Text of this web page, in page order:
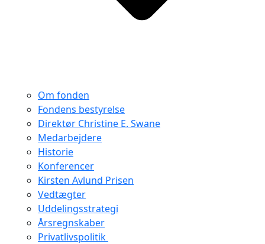
Om fonden
Fondens bestyrelse
Direktør Christine E. Swane
Medarbejdere
Historie
Konferencer
Kirsten Avlund Prisen
Vedtægter
Uddelingsstrategi
Årsregnskaber
Privatlivspolitik